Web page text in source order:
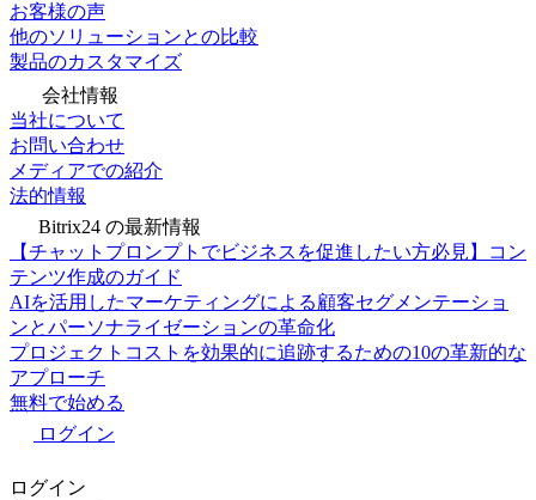
お客様の声
他のソリューションとの比較
製品のカスタマイズ
会社情報
当社について
お問い合わせ
メディアでの紹介
法的情報
Bitrix24 の最新情報
【チャットプロンプトでビジネスを促進したい方必見】コン
テンツ作成のガイド
AIを活用したマーケティングによる顧客セグメンテーショ
ンとパーソナライゼーションの革命化
プロジェクトコストを効果的に追跡するための10の革新的な
アプローチ
無料で始める
ログイン
ログイン